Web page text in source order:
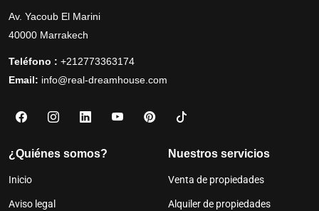
Av. Yacoub El Marini
40000 Marrakech
Teléfono : +212773363174
Email: info@real-dreamhouse.com
¿Quiénes somos?
Inicio
Aviso legal
Nuestros servicios
Venta de propiedades
Alquiler de propiedades